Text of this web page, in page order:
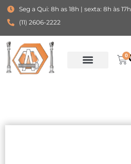
Seg a Qui: 8h as 18h | sexta: 8h às 17h
(11) 2606-2222
0